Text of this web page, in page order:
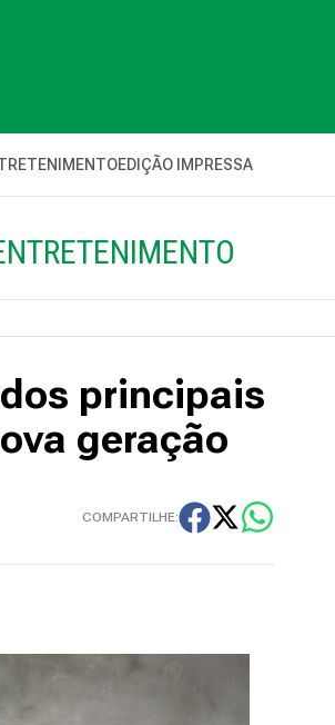
EDIÇÃO IMPRESSA
principais
geração
COMPARTILHE: